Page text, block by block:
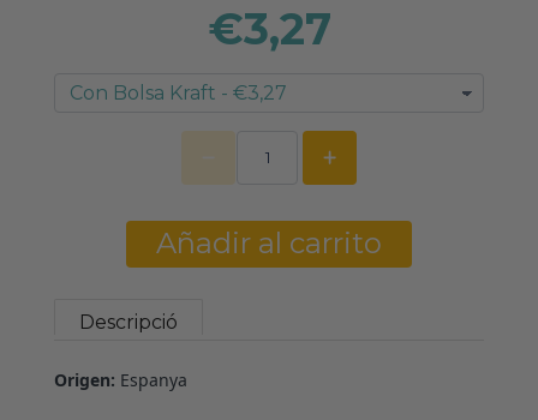
€3,27
Añadir al carrito
Descripció
Origen: Espanya